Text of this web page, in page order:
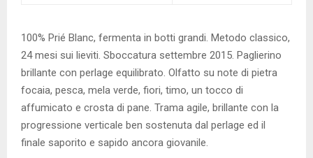
100% Prié Blanc, fermenta in botti grandi. Metodo classico,
24 mesi sui lieviti. Sboccatura settembre 2015. Paglierino
brillante con perlage equilibrato. Olfatto su note di pietra
focaia, pesca, mela verde, fiori, timo, un tocco di
affumicato e crosta di pane. Trama agile, brillante con la
progressione verticale ben sostenuta dal perlage ed il
finale saporito e sapido ancora giovanile.